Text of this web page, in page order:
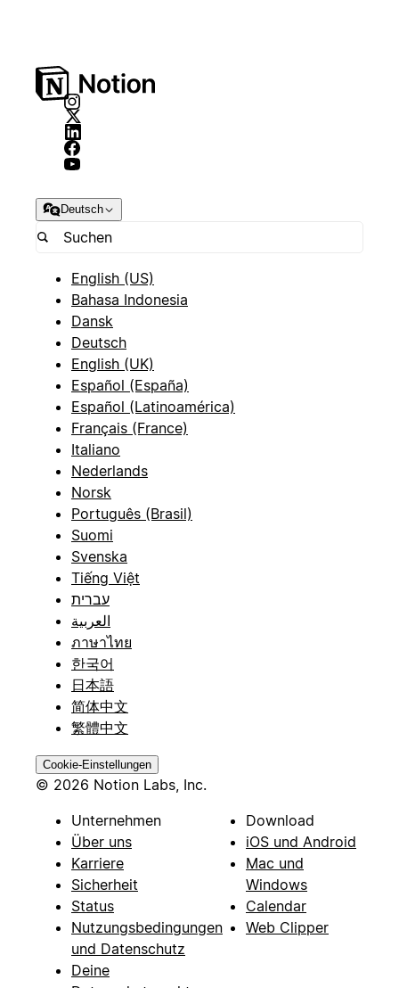
Deutsch
English (US)
Bahasa Indonesia
Dansk
Deutsch
English (UK)
Español (España)
Español (Latinoamérica)
Français (France)
Italiano
Nederlands
Norsk
Português (Brasil)
Suomi
Svenska
Tiếng Việt
עברית
العربية
ภาษาไทย
한국어
日本語
简体中文
繁體中文
Cookie-Einstellungen
© 2026 Notion Labs, Inc.
Unternehmen
Über uns
Karriere
Sicherheit
Status
Nutzungsbedingungen
und Datenschutz
Deine
Download
iOS und Android
Mac und
Windows
Calendar
Web Clipper